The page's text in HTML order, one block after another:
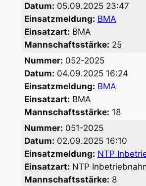
Datum: 05.09.2025 23:47
Einsatzmeldung: BMA
Einsatzart: BMA
Mannschaftsstärke: 25
Nummer: 052-2025
Datum: 04.09.2025 16:24
Einsatzmeldung: BMA
Einsatzart: BMA
Mannschaftsstärke: 18
Nummer: 051-2025
Datum: 02.09.2025 16:10
Einsatzmeldung: NTP
Einsatzart: NTP
Mannschaftsstärke: 8